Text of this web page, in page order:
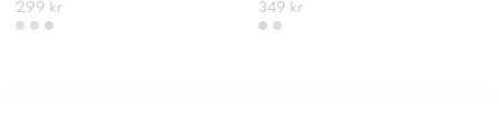
299 kr 349 kr